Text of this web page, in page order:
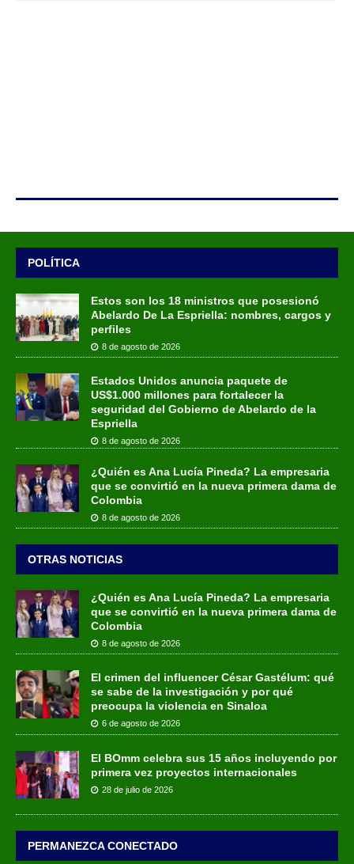
POLÍTICA
Estos son los 18 ministros que posesionó
Abelardo De La Espriella: nombres, cargos y
perfiles
8 de agosto de 2026
Estados Unidos anuncia paquete de
US$1.000 millones para fortalecer la
seguridad del Gobierno de Abelardo de la
Espriella
8 de agosto de 2026
¿Quién es Ana Lucía Pineda? La empresaria
que se convirtió en la nueva primera dama de
Colombia
8 de agosto de 2026
OTRAS NOTICIAS
¿Quién es Ana Lucía Pineda? La empresaria
que se convirtió en la nueva primera dama de
Colombia
8 de agosto de 2026
El crimen del influencer César Gastélum: qué
se sabe de la investigación y por qué
preocupa la violencia en Sinaloa
6 de agosto de 2026
El BOmm celebra sus 15 años incluyendo por
primera vez proyectos internacionales
28 de julio de 2026
PERMANEZCA CONECTADO